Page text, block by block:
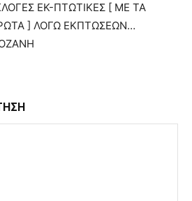
ΕΚ-ΠΤΩΤΙΚΕΣ [ ΜΕ ΤΑ
] ΛΟΓΩ ΕΚΠΤΩΣΕΩΝ…